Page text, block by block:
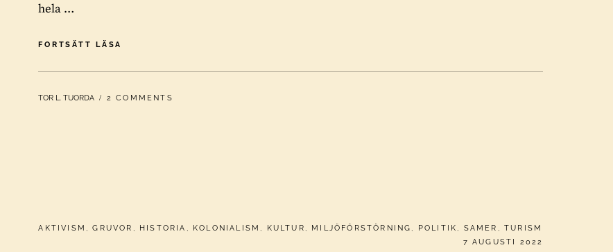
hela …
FORTSÄTT LÄSA
CIVIL
I
BY
TOR L. TUORDA 2 COMMENTS
CATEGORIES:
AKTIVISM ,GRUVOR , HISTORIA , KOLONIALISM , KULTUR , MILJÖFÖRSTÖRNING , POLITIK , SAMER ,TURISM
PUBLICERAT
7 AUGUSTI 2022